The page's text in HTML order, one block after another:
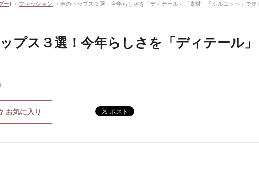
ー] > ファッション > 春のトップス３選！今年らしさを「ディテール」「素材」「シルエット」で楽
プス３選！今年らしさを「ディテール
お気に入り